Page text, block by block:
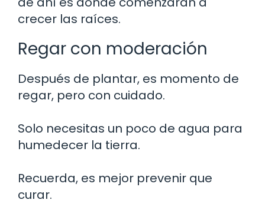
crecer las raíces.
Regar con moderación
Después de plantar, es momento de
regar, pero con cuidado.
Solo necesitas un poco de agua para
humedecer la tierra.
Recuerda, es mejor prevenir que
curar.